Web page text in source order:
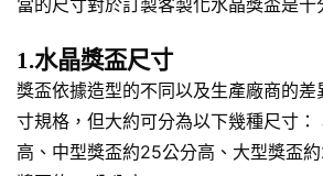
1.水晶獎盃尺寸
獎盃依據造型的不同以及生產廠商的差
寸規格，但大約可分為以下幾種尺寸
高、中型獎盃約25公分高、大型獎盃